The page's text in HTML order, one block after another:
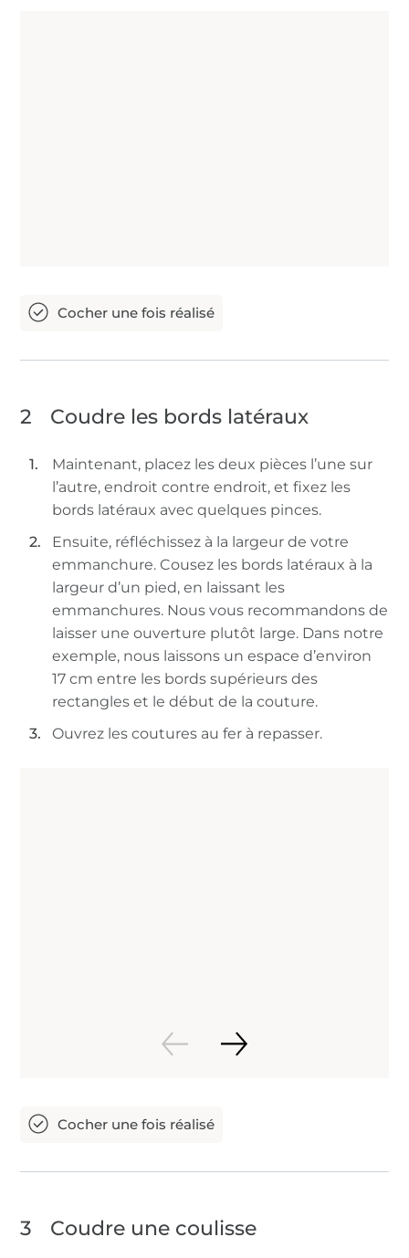
2 Coudre les bords latéraux
Maintenant, placez les deux pièces l’une sur
l’autre, endroit contre endroit, et fixez les
bords latéraux avec quelques pinces.
Ensuite, réfléchissez à la largeur de votre
emmanchure. Cousez les bords latéraux à la
largeur d’un pied, en laissant les
emmanchures. Nous vous recommandons de
laisser une ouverture plutôt large. Dans notre
exemple, nous laissons un espace d’environ
17 cm entre les bords supérieurs des
rectangles et le début de la couture.
Ouvrez les coutures au fer à repasser.
3 Coudre une coulisse